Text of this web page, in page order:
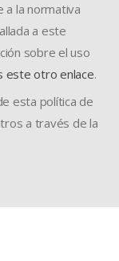
a la normativa
a este
sobre el uso
este otro enlace.
esta política de
a través de la